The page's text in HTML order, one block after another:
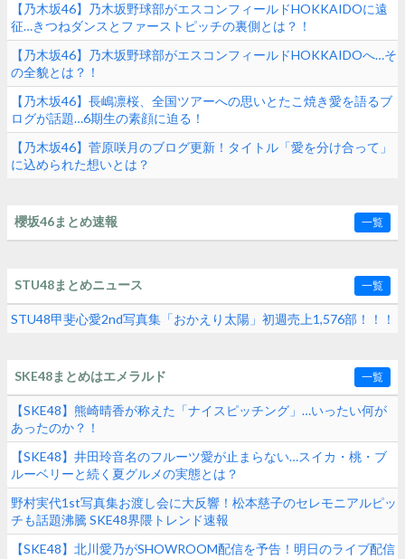
【乃木坂46】乃木坂野球部がエスコンフィールドHOKKAIDOに遠
征…きつねダンスとファーストピッチの裏側とは？！
【乃木坂46】乃木坂野球部がエスコンフィールドHOKKAIDOへ…そ
の全貌とは？！
【乃木坂46】長嶋凛桜、全国ツアーへの思いとたこ焼き愛を語るブ
ログが話題…6期生の素顔に迫る！
【乃木坂46】菅原咲月のブログ更新！タイトル「愛を分け合って」
に込められた想いとは？
櫻坂46まとめ速報 一覧
STU48まとめニュース 一覧
STU48甲斐心愛2nd写真集「おかえり太陽」初週売上1,576部！！！
SKE48まとめはエメラルド 一覧
【SKE48】熊崎晴香が称えた「ナイスピッチング」…いったい何が
あったのか？！
【SKE48】井田玲音名のフルーツ愛が止まらない…スイカ・桃・ブ
ルーベリーと続く夏グルメの実態とは？
野村実代1st写真集お渡し会に大反響！松本慈子のセレモニアルピッ
チも話題沸騰 SKE48界隈トレンド速報
【SKE48】北川愛乃がSHOWROOM配信を予告！明日のライブ配信